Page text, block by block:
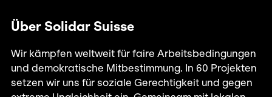
Über Solidar Suisse
Wir kämpfen weltweit für faire Arbeitsbedingungen
und demokratische Mitbestimmung. In 60 Projekten
setzen wir uns für soziale Gerechtigkeit und gegen